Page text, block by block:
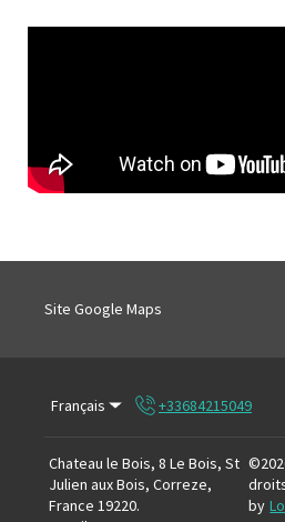
Site Google Maps
Français +33684215049
Chateau le Bois, 8 Le Bois, St
Julien aux Bois, Correze,
France 19220.
©
by